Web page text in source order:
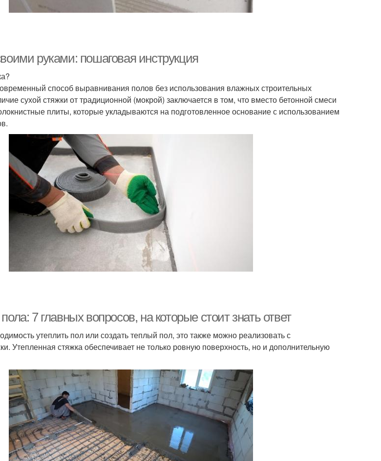
руками: пошаговая инструкция
способ выравнивания полов без использования влажных строительных
сухой стяжки от традиционной (мокрой) заключается в том, что вместо бетонной смеси
плиты, которые укладываются на подготовленное основание с использованием
7 главных вопросов, на которые стоит знать ответ
утеплить пол или создать теплый пол, это также можно реализовать с
Утепленная стяжка обеспечивает не только ровную поверхность, но и дополнительную